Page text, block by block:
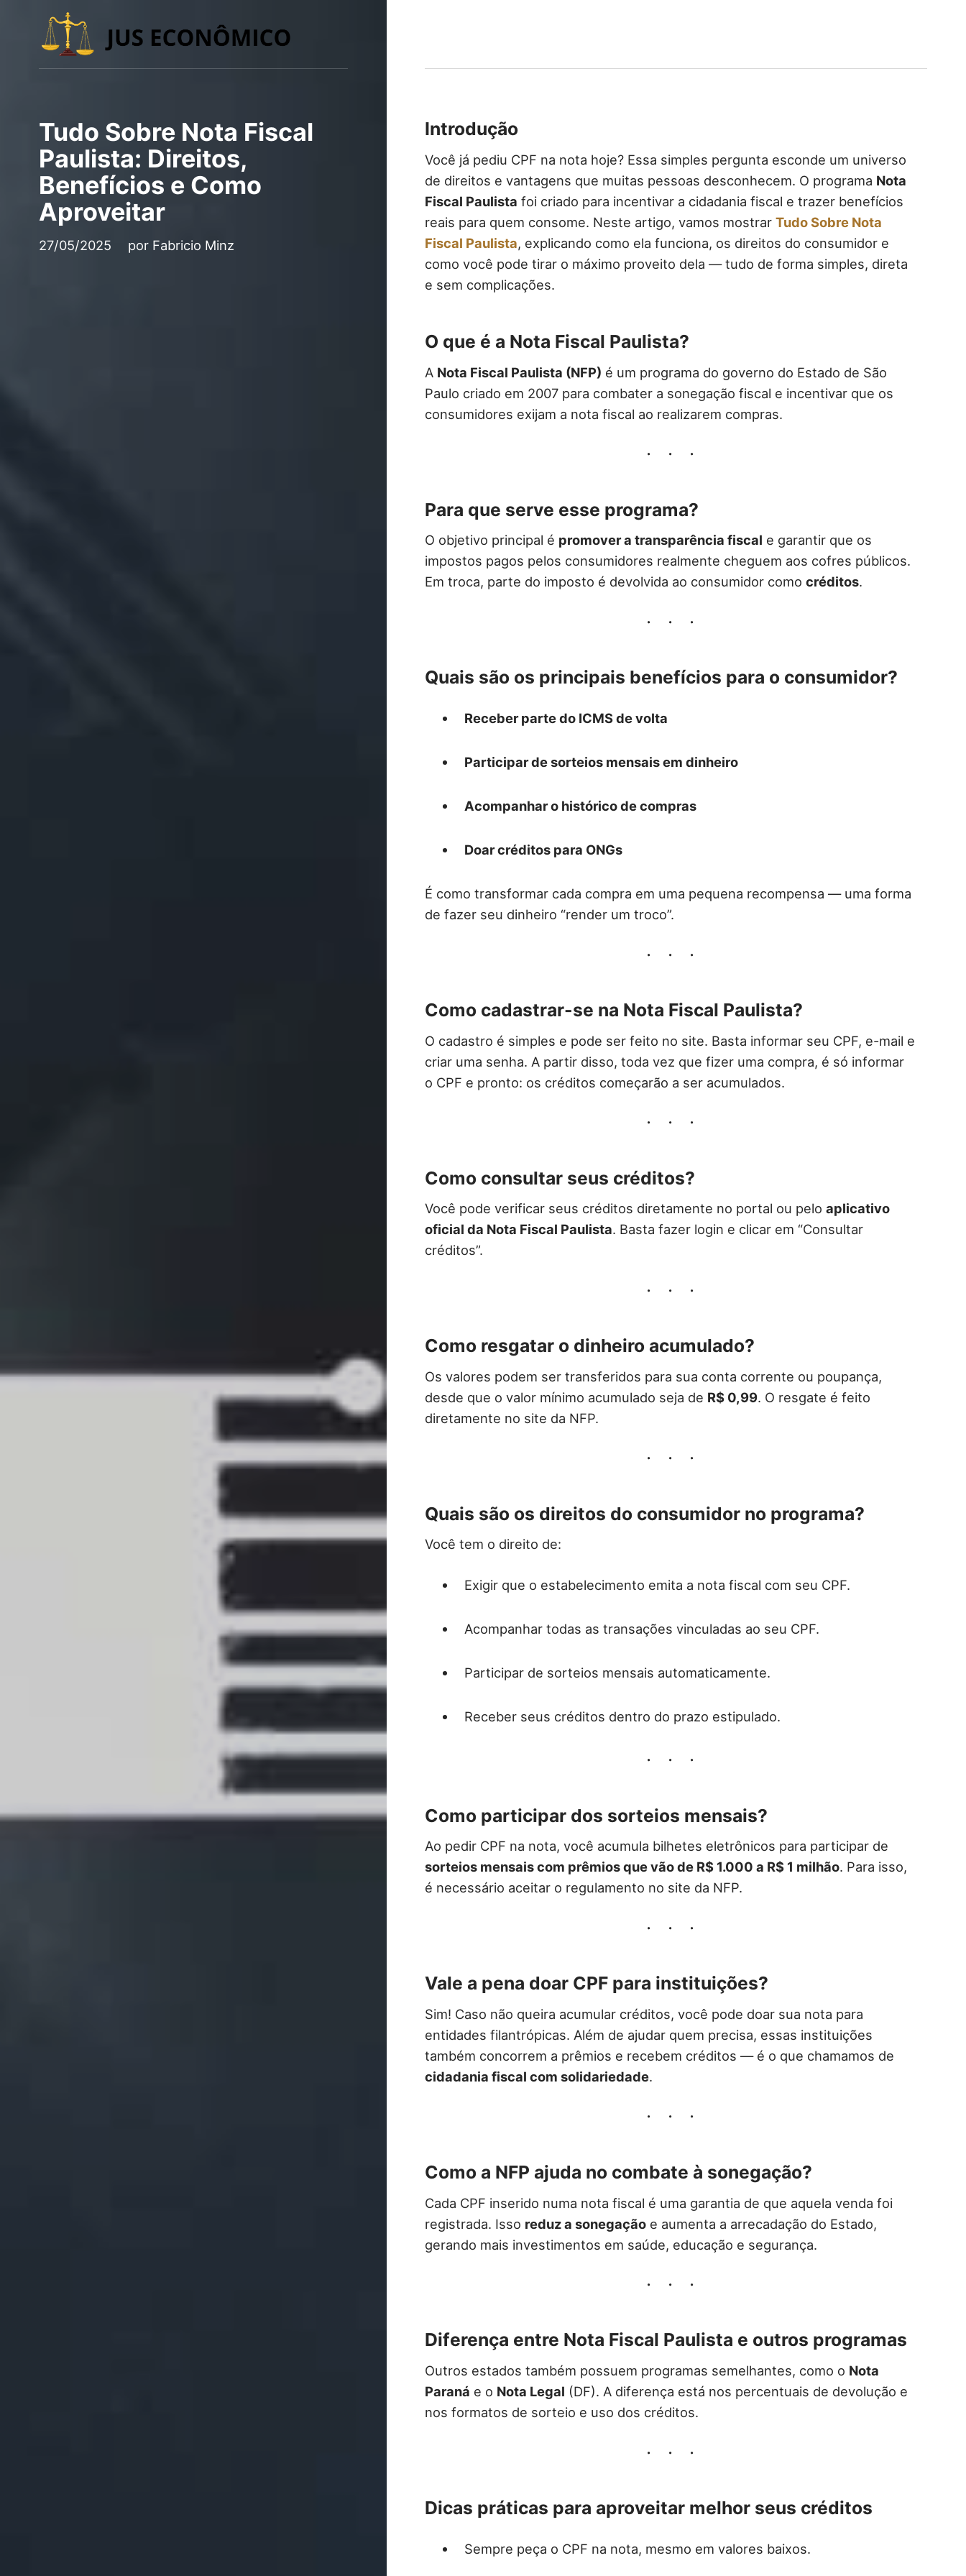
Tudo Sobre Nota Fiscal
Paulista: Direitos,
Benefícios e Como
Aproveitar
27/05/2025 por Fabricio Minz
Introdução
Você já pediu CPF na nota hoje? Essa simples pergunta esconde um universo
de direitos e vantagens que muitas pessoas desconhecem. O programa Nota
Fiscal Paulista foi criado para incentivar a cidadania fiscal e trazer benefícios
reais para quem consome. Neste artigo, vamos mostrarTudo Sobre Nota
Fiscal Paulista, explicando como ela funciona, os direitos do consumidor e
como você pode tirar o máximo proveito dela — tudo de forma simples, direta
e sem complicações.
O que é a Nota Fiscal Paulista?
A Nota Fiscal Paulista (NFP) é um programa do governo do Estado de São
Paulo criado em 2007 para combater a sonegação fiscal e incentivar que os
consumidores exijam a nota fiscal ao realizarem compras.
Para que serve esse programa?
O objetivo principal é promover a transparência fiscal e garantir que os
impostos pagos pelos consumidores realmente cheguem aos cofres públicos.
Em troca, parte do imposto é devolvida ao consumidor comocréditos.
Quais são os principais benefícios para o consumidor?
Receber parte do ICMS de volta
Participar de sorteios mensais em dinheiro
Acompanhar o histórico de compras
Doar créditos para ONGs
É como transformar cada compra em uma pequena recompensa — uma forma
de fazer seu dinheiro “render um troco”.
Como cadastrar-se na Nota Fiscal Paulista?
O cadastro é simples e pode ser feito no site. Basta informar seu CPF, e-mail e
criar uma senha. A partir disso, toda vez que fizer uma compra, é só informar
o CPF e pronto: os créditos começarão a ser acumulados.
Como consultar seus créditos?
Você pode verificar seus créditos diretamente no portal ou peloaplicativo
oficial da Nota Fiscal Paulista. Basta fazer login e clicar em “Consultar
créditos”.
Como resgatar o dinheiro acumulado?
Os valores podem ser transferidos para sua conta corrente ou poupança,
desde que o valor mínimo acumulado seja de R$ 0,99. O resgate é feito
diretamente no site da NFP.
Quais são os direitos do consumidor no programa?
Você tem o direito de:
Exigir que o estabelecimento emita a nota fiscal com seu CPF.
Acompanhar todas as transações vinculadas ao seu CPF.
Participar de sorteios mensais automaticamente.
Receber seus créditos dentro do prazo estipulado.
Como participar dos sorteios mensais?
Ao pedir CPF na nota, você acumula bilhetes eletrônicos para participar de
sorteios mensais com prêmios que vão de R$ 1.000 a R$ 1 milhão. Para isso,
é necessário aceitar o regulamento no site da NFP.
Vale a pena doar CPF para instituições?
Sim! Caso não queira acumular créditos, você pode doar sua nota para
entidades filantrópicas. Além de ajudar quem precisa, essas instituições
também concorrem a prêmios e recebem créditos — é o que chamamos de
cidadania fiscal com solidariedade.
Como a NFP ajuda no combate à sonegação?
Cada CPF inserido numa nota fiscal é uma garantia de que aquela venda foi
registrada. Isso reduz a sonegação e aumenta a arrecadação do Estado,
gerando mais investimentos em saúde, educação e segurança.
Diferença entre Nota Fiscal Paulista e outros programas
Outros estados também possuem programas semelhantes, como o Nota
Paraná e o Nota Legal (DF). A diferença está nos percentuais de devolução e
nos formatos de sorteio e uso dos créditos.
Dicas práticas para aproveitar melhor seus créditos
Sempre peça o CPF na nota, mesmo em valores baixos.